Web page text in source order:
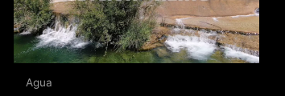
Agua